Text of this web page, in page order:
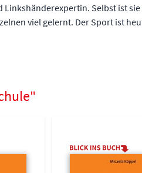
Linkshänderexpertin. Selbst ist
viel gelernt. Der Sport ist